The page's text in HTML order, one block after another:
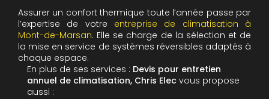
Assurer un confort thermique toute l’année passe par
l’expertise de votre entreprise de climatisation à
Mont-de-Marsan. Elle se charge de la sélection et de
la mise en service de systèmes réversibles adaptés à
chaque espace.
En plus de ses services : Devis pour entretien
annuel de climatisation, Chris Elec vous propose
aussi :